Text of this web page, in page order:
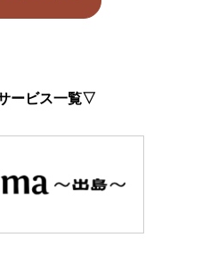
ービス一覧▽